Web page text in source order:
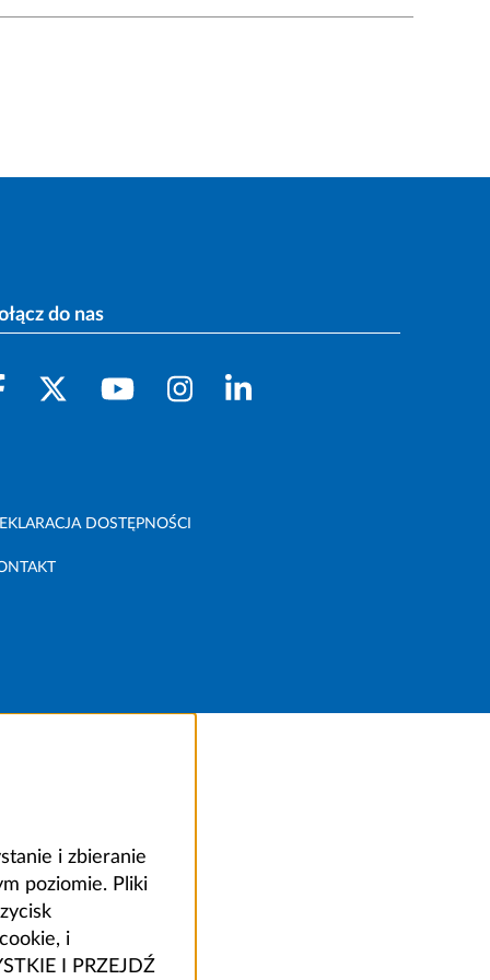
do nas
DOSTĘPNOŚCI
i zbieranie
poziomie. Pliki
i
I PRZEJDŹ